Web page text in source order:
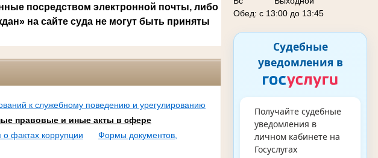
Обед: с 13:00 до 13:45
Судебные
уведомления в
Получайте судебные
уведомления в
личном кабинете на
Госуслугах
посредством электронной почты, либо
на сайте суда не могут быть приняты
к служебному поведению и урегулированию
правовые и иные акты в сфере
фактах коррупции
Формы документов,